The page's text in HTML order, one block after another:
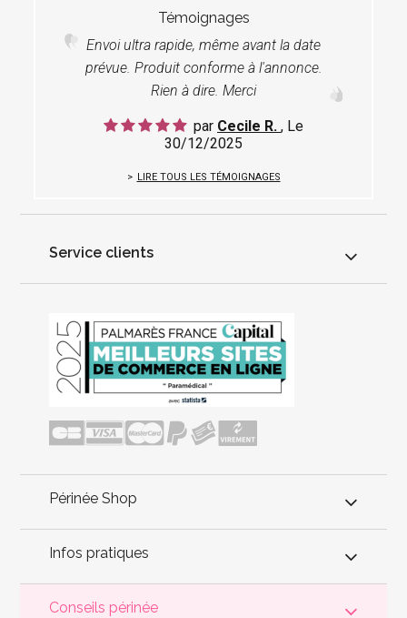
Témoignages
Envoi ultra rapide, même avant la date
prévue. Produit conforme à l'annonce.
Rien à dire. Merci
par Cecile R. , Le
30/12/2025
LIRE TOUS LES TÉMOIGNAGES
Service clients
Périnée Shop
Infos pratiques
Conseils périnée